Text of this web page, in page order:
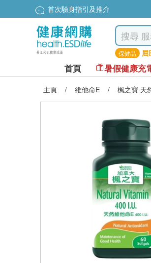
首次驗身指引及推介
保健品 屈
首頁 暑假健康充
主頁 / 維他命E / 楓之寶 天